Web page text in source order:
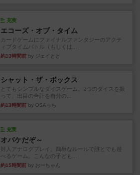
充実
エコーズ・オブ・タイム
カードゲームにファイナルファンタジーのアクテ
ィブタイムバトル（もしくは...
約13時間前 by ジェイとと
シャット・ザ・ボックス
とてもシンプルなダイスゲーム。2つのダイスを振
って、出目の合計を自分の...
約13時間前 by OSAっち
充実
オバケだぞ～
対人アナログプレイ。簡単なルールで誰とでも遊
べるゲーム。こんなの子ども...
約15時間前 by おーちゃん